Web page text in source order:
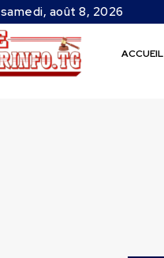
samedi, août 8, 2026
ACCUEIL